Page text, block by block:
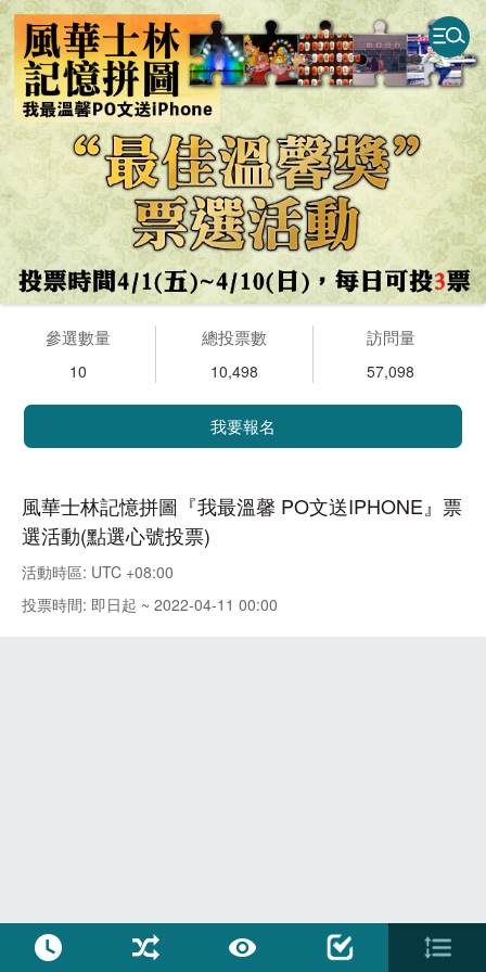
參選數量
10
總投票數
10,498
訪問量
57,098
我要報名
風華士林記憶拼圖『我最溫馨 PO文送IPHONE』票
選活動(點選心號投票)
活動時區: UTC +08:00
投票時間: 即日起 ~ 2022-04-11 00:00